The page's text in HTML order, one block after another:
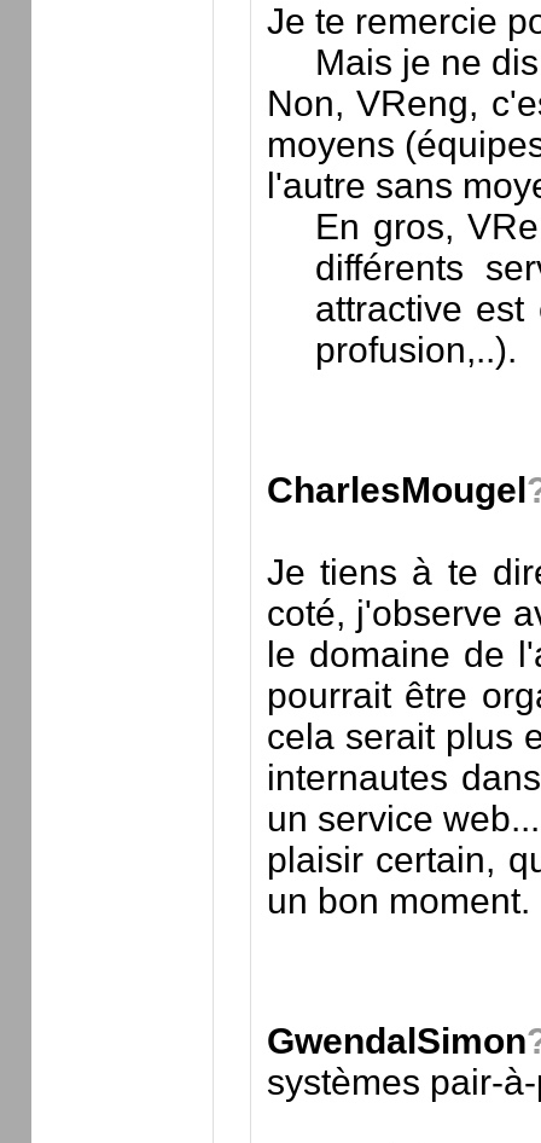
Je te remercie
Mais je ne
Non, VReng,
moyens
l'autre sans
En gros,
différents
attractive
profusion,..).
CharlesMougel
Je tiens à te
coté, j'observe
le domaine de
pourrait être
cela serait plus
internautes
un service
plaisir certain,
un bon moment.
GwendalSimon
systèmes pair-